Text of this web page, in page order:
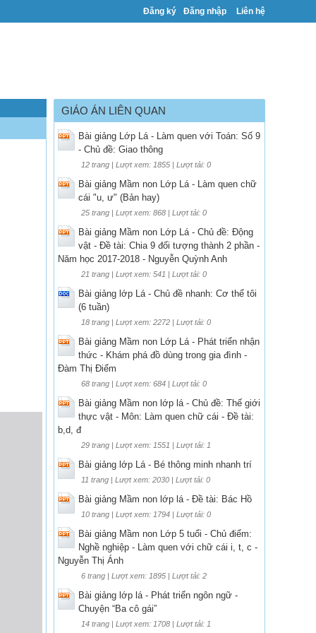
Đăng ký Đăng nhập Liên hệ
GIÁO ÁN LIÊN QUAN
Bài giảng Lớp Lá - Làm quen với Toán: Số 9
- Chủ đề: Giao thông
12 trang | Lượt xem: 1855 | Lượt tải: 0
Bài giảng Mầm non Lớp Lá - Làm quen chữ
cái "u, ư" (Bản hay)
25 trang | Lượt xem: 868 | Lượt tải: 0
Bài giảng Mầm non Lớp Lá - Chủ đề: Động
vật - Đề tài: Chia 9 đối tượng thành 2 phần -
Năm học 2017-2018 - Nguyễn Quỳnh Anh
21 trang | Lượt xem: 541 | Lượt tải: 0
Bài giảng lớp Lá - Chủ đề nhanh: Cơ thể tôi
(6 tuần)
18 trang | Lượt xem: 2272 | Lượt tải: 0
Bài giảng Mầm non Lớp Lá - Phát triển nhận
thức - Khám phá đồ dùng trong gia đình -
Đàm Thị Điểm
68 trang | Lượt xem: 684 | Lượt tải: 0
Bài giảng Mầm non lớp lá - Chủ đề: Thế giới
thực vật - Môn: Làm quen chữ cái - Đề tài:
b,d, đ
29 trang | Lượt xem: 1551 | Lượt tải: 1
Bài giảng lớp Lá - Bé thông minh nhanh trí
11 trang | Lượt xem: 2030 | Lượt tải: 0
Bài giảng Mầm non lớp lá - Đề tài: Bác Hồ
10 trang | Lượt xem: 1794 | Lượt tải: 0
Bài giảng Mầm non Lớp 5 tuổi - Chủ điểm:
Nghề nghiệp - Làm quen với chữ cái i, t, c -
Nguyễn Thị Ánh
6 trang | Lượt xem: 1895 | Lượt tải: 2
Bài giảng lớp lá - Phát triển ngôn ngữ -
Chuyện “Ba cô gái”
14 trang | Lượt xem: 1708 | Lượt tải: 1